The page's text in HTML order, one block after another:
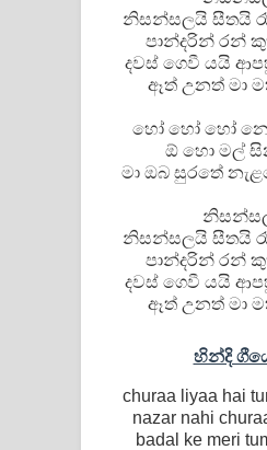
නිසන්සලයි සීතයි
පාන්දරින් රන්
දවස් ගෙවී යයි
ඈත් උනත් මා
හෝ හෝ හෝ
ඕ හො මල්
මා ඔබ සුරතේ
නිසන්සලයි සීතයි
පාන්දරින් රන්
දවස් ගෙවී යයි
ඈත් උනත් මා
හින්දි
churaa liyaa hai
nazar nahi
badal ke meri